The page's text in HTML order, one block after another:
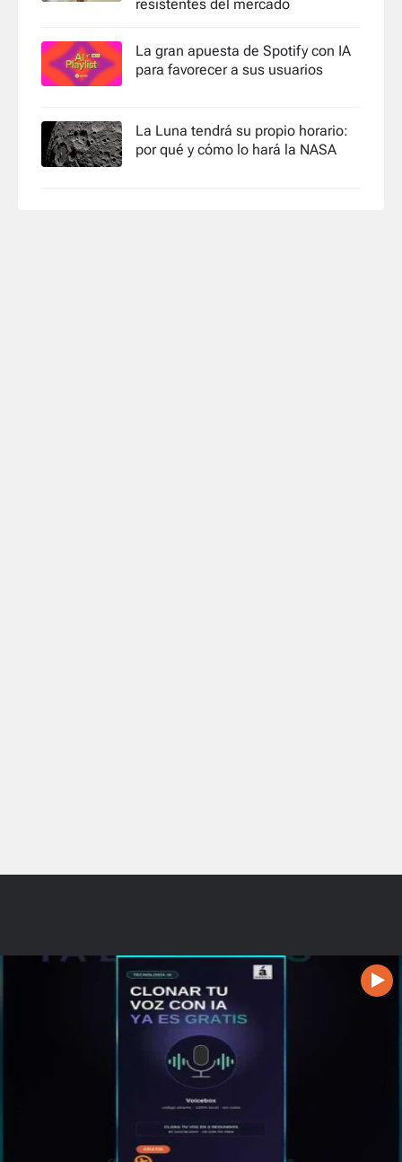
resistentes del mercado
La gran apuesta de Spotify con IA
para favorecer a sus usuarios
La Luna tendrá su propio horario:
por qué y cómo lo hará la NASA